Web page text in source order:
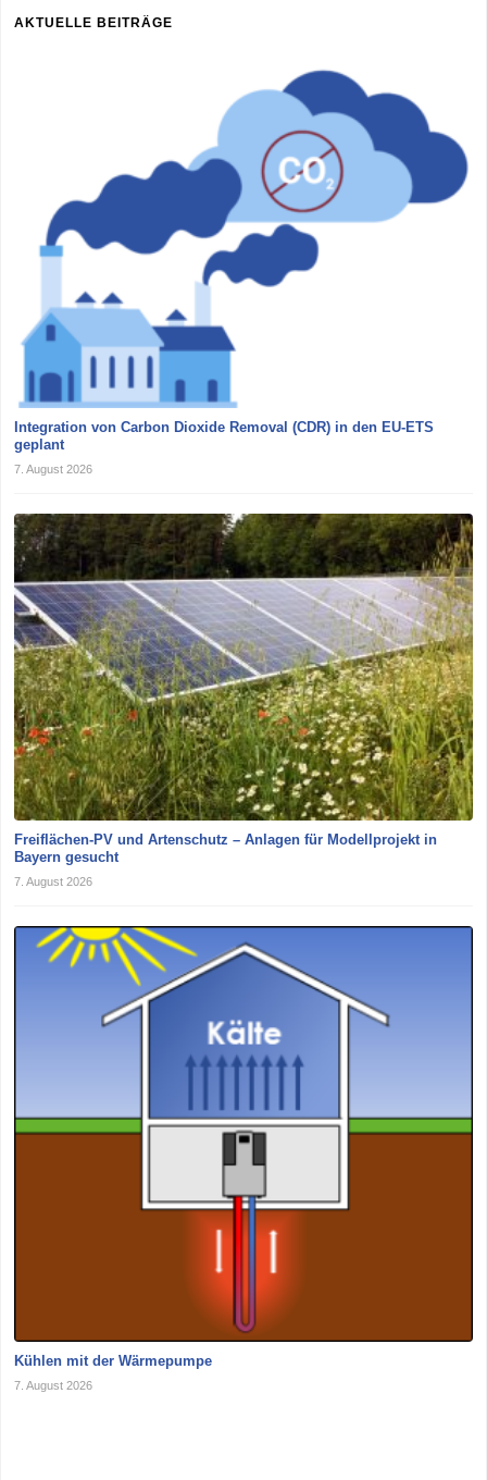
AKTUELLE BEITRÄGE
Integration von Carbon Dioxide Removal (CDR) in den EU-ETS
geplant
7. August 2026
Freiflächen-PV und Artenschutz – Anlagen für Modellprojekt in
Bayern gesucht
7. August 2026
Kühlen mit der Wärmepumpe
7. August 2026